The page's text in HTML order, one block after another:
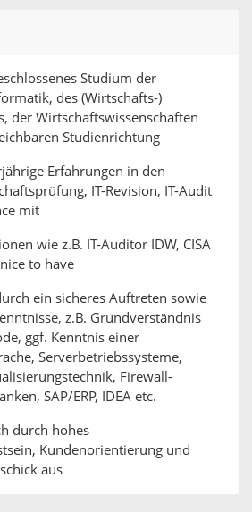
Studium der
des (Wirtschafts-)
der Wirtschaftswissenschaften
Studienrichtung
Erfahrungen in den
IT-Revision, IT-Audit
mit
wie z.B. IT-Auditor IDW, CISA
to have
ein sicheres Auftreten sowie
z.B. Grundverständnis
ggf. Kenntnis einer
Serverbetriebssysteme,
Firewall-
SAP/ERP, IDEA etc.
durch hohes
Kundenorientierung und
aus